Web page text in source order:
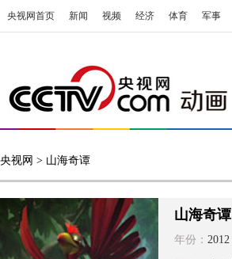
央视网首页 新闻 视频 经济 体育 军事
央视网 > 山海奇谭
山海奇谭
年份： 2012